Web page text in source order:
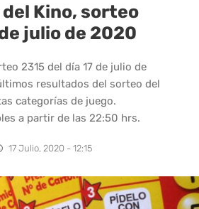
Kino, sorteo
julio de 2020
2315 del día 17 de julio de
resultados del sorteo del
categorías de juego.
a partir de las 22:50 hrs.
17 Julio, 2020 - 12:15